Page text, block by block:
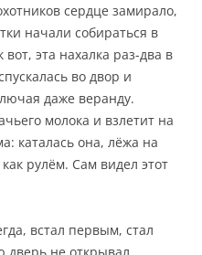
сердце замирало,
начали собираться в
эта нахалка раз-два в
во двор и
даже веранду.
молока и взлетит на
каталась она, лёжа на
рулём. Сам видел этот
встал первым, стал